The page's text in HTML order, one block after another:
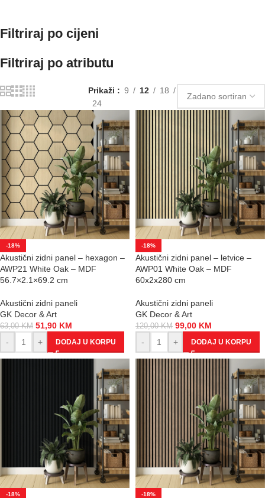
Filtriraj po cijeni
Filtriraj po atributu
Prikaži 9 12
18
24
-18%
Akustični zidni panel – hexagon –
AWP21 White Oak – MDF
56.7×2.1×69.2 cm
Akustični zidni paneli
GK Decor & Art
63,00KM 51,90 KM
-
+ DODAJ U KORPU
-18%
Akustični zidni panel – letvice –
AWP01 White Oak – MDF
60x2x280 cm
Akustični zidni paneli
GK Decor & Art
120,00KM 99,00 KM
-
+ DODAJ U KORPU
-18% -18%